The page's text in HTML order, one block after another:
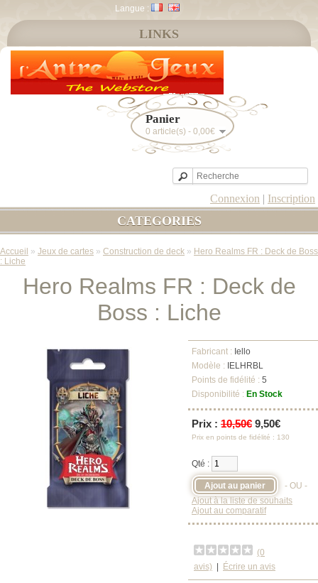
Langue :
Panier
0 article(s) - 0,00€
Connexion | Inscription
LINKS
CATEGORIES
Accueil » Jeux de cartes » Construction de deck » Hero Realms FR : Deck de Boss
: Liche
Hero Realms FR : Deck de
Boss : Liche
Fabricant : Iello
Modèle : IELHRBL
Points de fidélité : 5
Disponibilité : En Stock
Prix : 10,50€ 9,50€
Prix en points de fidélité : 130
Qté :
- OU -
Ajout à la liste de souhaits
Ajout au comparatif
(0
avis)
Écrire un avis